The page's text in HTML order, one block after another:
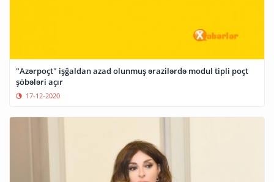
"Azərpoçt" işğaldan azad olunmuş ərazilərdə modul tipli poçt
şöbələri açır
17-12-2020